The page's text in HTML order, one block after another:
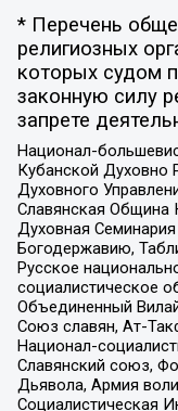
* Перечень
религиозных
которых судом
законную силу
запрете
Национал-
Кубанской
Духовного
Славянская
Духовная
Богодержавию,
Русское
социалистическое
Объединенный
Союз славян, Ат-
Национал-
Славянский союз,
Дьявола, Армия
Социалистическая